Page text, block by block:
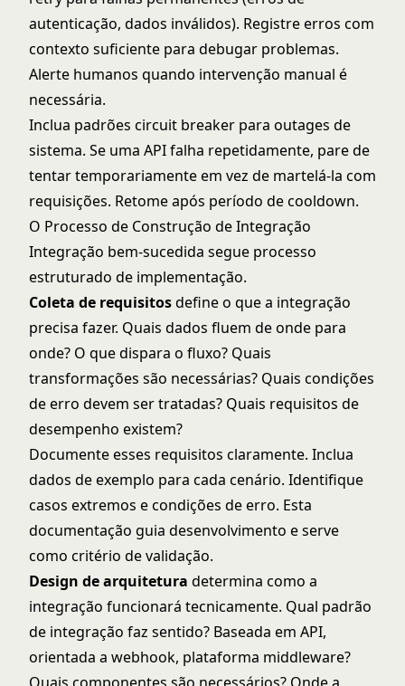
autenticação, dados inválidos). Registre erros com
contexto suficiente para debugar problemas.
Alerte humanos quando intervenção manual é
necessária.
Inclua padrões circuit breaker para outages de
sistema. Se uma API falha repetidamente, pare de
tentar temporariamente em vez de martelá-la com
requisições. Retome após período de cooldown.
O Processo de Construção de Integração
Integração bem-sucedida segue processo
estruturado de implementação.
Coleta de requisitosdefine o que a integração
precisa fazer. Quais dados fluem de onde para
onde? O que dispara o fluxo? Quais
transformações são necessárias? Quais condições
de erro devem ser tratadas? Quais requisitos de
desempenho existem?
Documente esses requisitos claramente. Inclua
dados de exemplo para cada cenário. Identifique
casos extremos e condições de erro. Esta
documentação guia desenvolvimento e serve
como critério de validação.
Design de arquitetura determina como a
integração funcionará tecnicamente. Qual padrão
de integração faz sentido? Baseada em API,
orientada a webhook, plataforma middleware?